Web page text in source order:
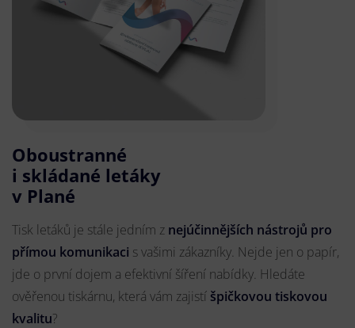
Oboustranné
i skládané letáky
v Plané
Tisk letáků je stále jedním z nejúčinnějších nástrojů pro
přímou komunikaci s vašimi zákazníky. Nejde jen o papír,
jde o první dojem a efektivní šíření nabídky. Hledáte
ověřenou tiskárnu, která vám zajistí špičkovou tiskovou
kvalitu?